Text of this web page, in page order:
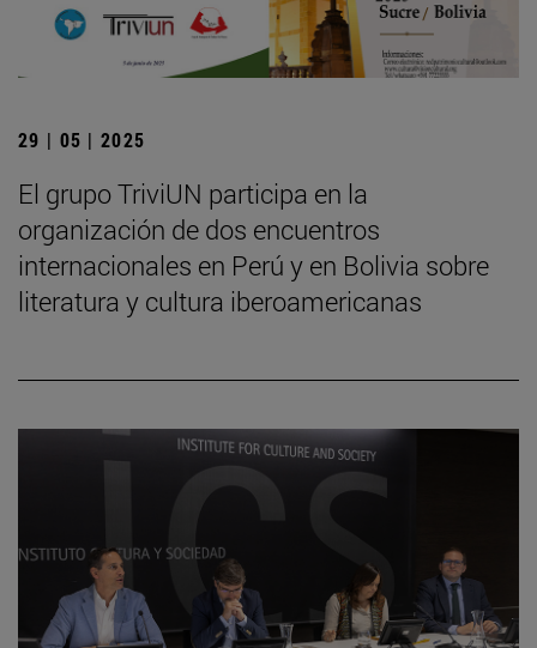
29 | 05 | 2025
El grupo TriviUN participa en la
organización de dos encuentros
internacionales en Perú y en Bolivia sobre
literatura y cultura iberoamericanas